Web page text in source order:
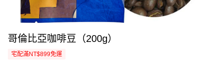
哥倫比亞咖啡豆（200g）
宅配滿NT$899免運